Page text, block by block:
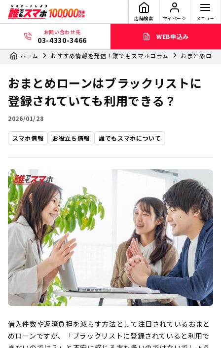
店舗検索 マイページ メニュー
お問い合わせ先
03-4330-3466 WEB申込み
ホーム おすすめ情報を発信！誰でもスマホコラム おまとめロー
おまとめローンはブラックリストに
登録されていても利用できる？
2026/01/28
スマホ情報 お役立ち情報 誰でもスマホについて
借入件数や返済負担を減らす方法として注目されているおまと
めローンですが、「ブラックリストに登録されていると利用で